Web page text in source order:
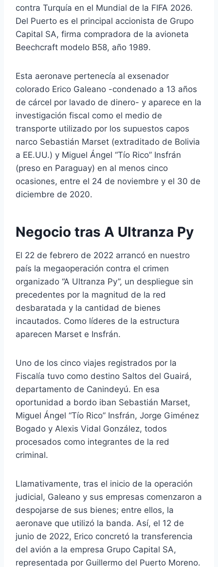
contra Turquía en el Mundial de la FIFA 2026.
Del Puerto es el principal accionista de Grupo
Capital SA, firma compradora de la avioneta
Beechcraft modelo B58, año 1989.
Esta aeronave pertenecía al exsenador
colorado Erico Galeano -condenado a 13 años
de cárcel por lavado de dinero- y aparece en la
investigación fiscal como el medio de
transporte utilizado por los supuestos capos
narco Sebastián Marset (extraditado de Bolivia
a EE.UU.) y Miguel Ángel “Tío Rico” Insfrán
(preso en Paraguay) en al menos cinco
ocasiones, entre el 24 de noviembre y el 30 de
diciembre de 2020.
Negocio tras A Ultranza Py
El 22 de febrero de 2022 arrancó en nuestro
país la megaoperación contra el crimen
organizado “A Ultranza Py”, un despliegue sin
precedentes por la magnitud de la red
desbaratada y la cantidad de bienes
incautados. Como líderes de la estructura
aparecen Marset e Insfrán.
Uno de los cinco viajes registrados por la
Fiscalía tuvo como destino Saltos del Guairá,
departamento de Canindeyú. En esa
oportunidad a bordo iban Sebastián Marset,
Miguel Ángel “Tío Rico” Insfrán, Jorge Giménez
Bogado y Alexis Vidal González, todos
procesados como integrantes de la red
criminal.
Llamativamente, tras el inicio de la operación
judicial, Galeano y sus empresas comenzaron a
despojarse de sus bienes; entre ellos, la
aeronave que utilizó la banda. Así, el 12 de
junio de 2022, Erico concretó la transferencia
del avión a la empresa Grupo Capital SA,
representada por Guillermo del Puerto Moreno.